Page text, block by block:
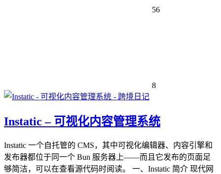
56
8
Instatic – 可视化内容管理系统
Instatic 一个自托管的 CMS，其中可视化编辑器、内容引擎和
发布器都位于同一个 Bun 服务器上——而且它发布的页面足
够简洁，可以在查看源代码时阅读。 一、Instatic 简介 现代网